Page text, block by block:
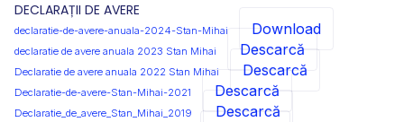
DECLARAȚII DE AVERE
declaratie-de-avere-anuala-2024-Stan-Mihai Download
declaratie de avere anuala 2023 Stan Mihai Descarcă
Declaratie de avere anuala 2022 Stan Mihai Descarcă
Declaratie-de-avere-Stan-Mihai-2021 Descarcă
Declaratie_de_avere_Stan_Mihai_2019 Descarcă